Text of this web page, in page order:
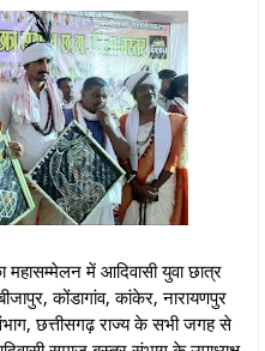
महासम्मेलन में आदिवासी युवा छात्र
कोंडागांव, कांकेर, नारायणपुर
छत्तीसगढ़ राज्य के सभी जगह से